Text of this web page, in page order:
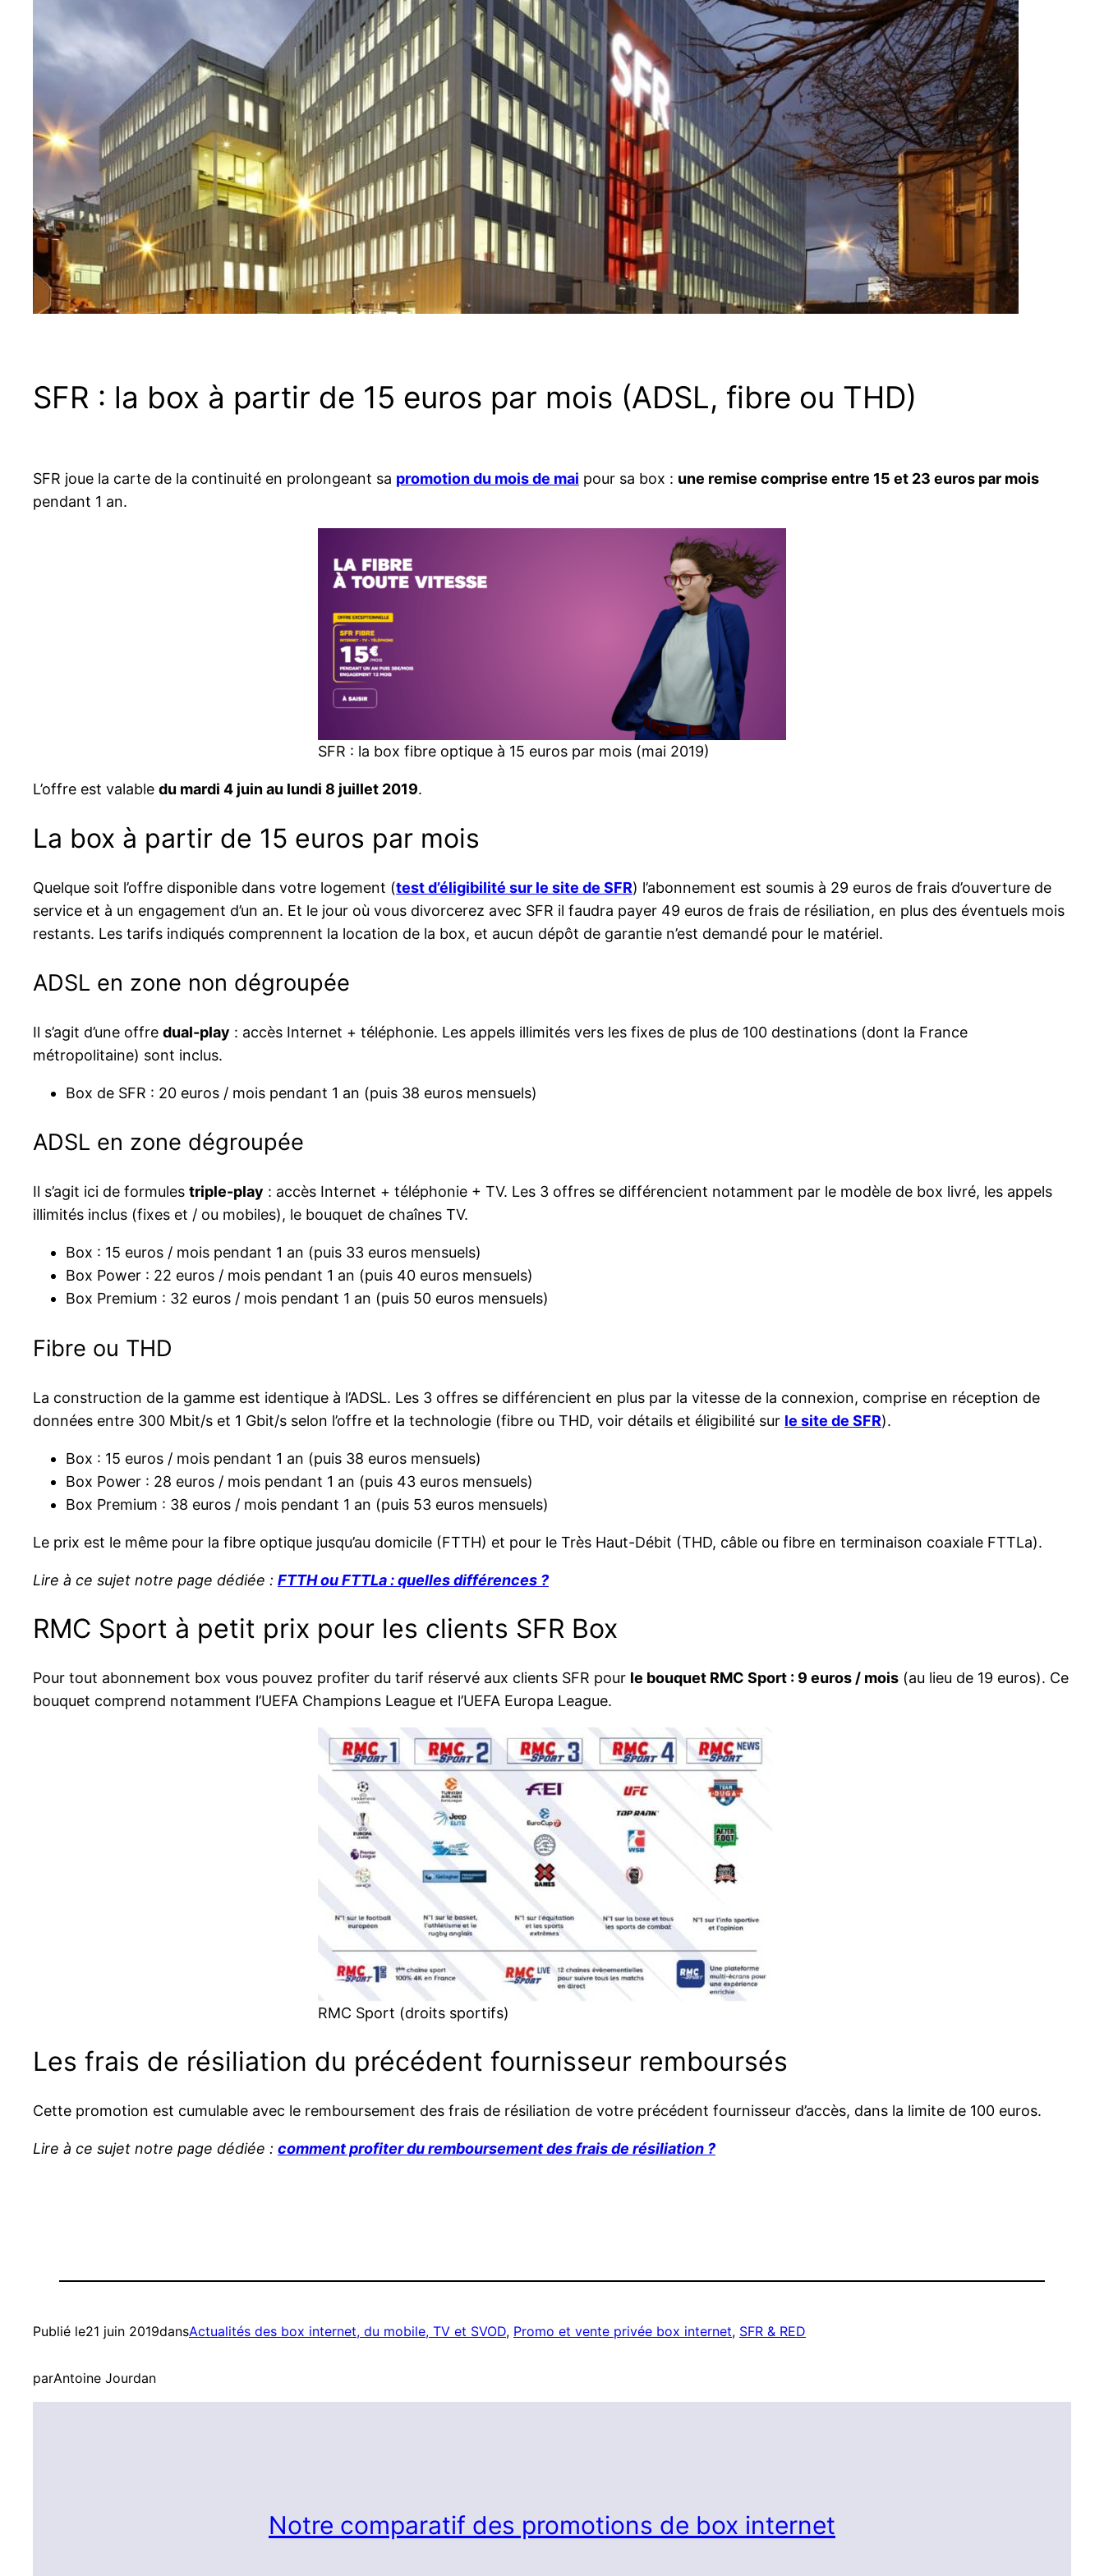
SFR : la box à partir de 15 euros par mois (ADSL, fibre ou THD)
SFR joue la carte de la continuité en prolongeant sa promotion du mois de mai pour sa box : une remise comprise entre 15 et 23 euros par mois
pendant 1 an.
SFR : la box fibre optique à 15 euros par mois (mai 2019)
L’offre est valable du mardi 4 juin au lundi 8 juillet 2019.
La box à partir de 15 euros par mois
Quelque soit l’offre disponible dans votre logement (test d’éligibilité sur le site de SFR) l’abonnement est soumis à 29 euros de frais d’ouverture de
service et à un engagement d’un an. Et le jour où vous divorcerez avec SFR il faudra payer 49 euros de frais de résiliation, en plus des éventuels mois
restants. Les tarifs indiqués comprennent la location de la box, et aucun dépôt de garantie n’est demandé pour le matériel.
ADSL en zone non dégroupée
Il s’agit d’une offre dual-play : accès Internet + téléphonie. Les appels illimités vers les fixes de plus de 100 destinations (dont la France
métropolitaine) sont inclus.
Box de SFR : 20 euros / mois pendant 1 an (puis 38 euros mensuels)
ADSL en zone dégroupée
Il s’agit ici de formules triple-play : accès Internet + téléphonie + TV. Les 3 offres se différencient notamment par le modèle de box livré, les appels
illimités inclus (fixes et / ou mobiles), le bouquet de chaînes TV.
Box : 15 euros / mois pendant 1 an (puis 33 euros mensuels)
Box Power : 22 euros / mois pendant 1 an (puis 40 euros mensuels)
Box Premium : 32 euros / mois pendant 1 an (puis 50 euros mensuels)
Fibre ou THD
La construction de la gamme est identique à l’ADSL. Les 3 offres se différencient en plus par la vitesse de la connexion, comprise en réception de
données entre 300 Mbit/s et 1 Gbit/s selon l’offre et la technologie (fibre ou THD, voir détails et éligibilité sur le site de SFR).
Box : 15 euros / mois pendant 1 an (puis 38 euros mensuels)
Box Power : 28 euros / mois pendant 1 an (puis 43 euros mensuels)
Box Premium : 38 euros / mois pendant 1 an (puis 53 euros mensuels)
Le prix est le même pour la fibre optique jusqu’au domicile (FTTH) et pour le Très Haut-Débit (THD, câble ou fibre en terminaison coaxiale FTTLa).
Lire à ce sujet notre page dédiée : FTTH ou FTTLa : quelles différences ?
RMC Sport à petit prix pour les clients SFR Box
Pour tout abonnement box vous pouvez profiter du tarif réservé aux clients SFR pour le bouquet RMC Sport : 9 euros / mois (au lieu de 19 euros). Ce
bouquet comprend notamment l’UEFA Champions League et l’UEFA Europa League.
RMC Sport (droits sportifs)
Les frais de résiliation du précédent fournisseur remboursés
Cette promotion est cumulable avec le remboursement des frais de résiliation de votre précédent fournisseur d’accès, dans la limite de 100 euros.
Lire à ce sujet notre page dédiée : comment profiter du remboursement des frais de résiliation ?
Publié le21 juin 2019dansActualités des box internet, du mobile, TV et SVOD, Promo et vente privée box internet, SFR & RED
parAntoine Jourdan
Notre comparatif des promotions de box internet